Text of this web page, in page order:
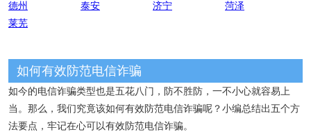
德州
泰安 济宁
菏泽
莱芜
如何有效防范电信诈骗
如今的电信诈骗类型也是五花八门，防不胜防，一不小心就容易上
当。那么，我们究竟该如何有效防范电信诈骗呢？小编总结出五个方
法要点，牢记在心可以有效防范电信诈骗。